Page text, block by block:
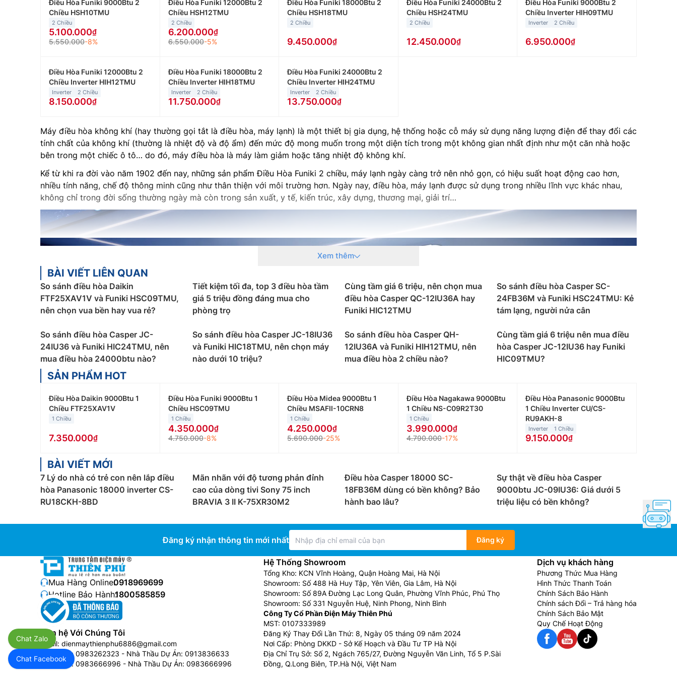
Điều Hòa Funiki 9000Btu 2
Chiều HSH10TMU
2 Chiều
5.100.000
5.550.000-8%
Điều Hòa Funiki 12000Btu 2
Chiều HSH12TMU
2 Chiều
6.200.000
6.550.000-5%
Điều Hòa Funiki 18000Btu 2
Chiều HSH18TMU
2 Chiều
9.450.000
Điều Hòa Funiki 24000Btu 2
Chiều HSH24TMU
2 Chiều
12.450.000
Điều Hòa Funiki 9000Btu 2
Chiều Inverter HIH09TMU
Inverter 2 Chiều
6.950.000
Điều Hòa Funiki 12000Btu 2
Chiều Inverter HIH12TMU
Inverter 2 Chiều
8.150.000
Điều Hòa Funiki 18000Btu 2
Chiều Inverter HIH18TMU
Inverter 2 Chiều
11.750.000
Điều Hòa Funiki 24000Btu 2
Chiều Inverter HIH24TMU
Inverter 2 Chiều
13.750.000
Máy điều hòa không khí (hay thường gọi tắt là điều hòa, máy lạnh) là một thiết bị gia dụng, hệ thống hoặc cỗ máy sử dụng năng lượng điện để thay đổi các
tính chất của không khí (thường là nhiệt độ và độ ẩm) đến mức độ mong muốn trong một diện tích trong một không gian nhất định như một căn nhà hoặc
bên trong một chiếc ô tô… do đó, máy điều hòa là máy làm giảm hoặc tăng nhiệt độ không khí.
Kể từ khi ra đời vào năm 1902 đến nay, những sản phẩm Điều Hòa Funiki 2 chiều, máy lạnh ngày càng trở nên nhỏ gọn, có hiệu suất hoạt động cao hơn,
nhiều tính năng, chế độ thông minh cũng như thân thiện với môi trường hơn. Ngày nay, điều hòa, máy lạnh được sử dụng trong nhiều lĩnh vực khác nhau,
không chỉ trong đời sống thường ngày mà còn trong sản xuất, y tế, kiến trúc, xây dựng, thương mại, giải trí…
Hướng dẫn chọn điều hòa, máy lạnh phù hợp với nhu cầu sử dụng
Chọn mua điều hòa theo diện tích phòng
Người dùng nên căn cứ vào nhu cầu sử dụng để lựa chọn loại điều hòa, máy lạnh chỉ cần khả năng làm lạnh hay cần có cả chế độ làm lạnh và sưởi ấm. Nếu
bạn ở miền Nam, nhiệt độ thường không xuống quá thấp, hãy ưu tiên các loại điều hòa 1 chiều hay máy lạnh tủ đứng. Còn nếu bạn sống ở miền Bắc hay các
Xem thêm
BÀI VIẾT LIÊN QUAN
So sánh điều hòa Daikin
FTF25XAV1V và Funiki HSC09TMU,
nên chọn vua bền hay vua rẻ?
Tiết kiệm tối đa, top 3 điều hòa tầm
giá 5 triệu đồng đáng mua cho
phòng trọ
Cùng tầm giá 6 triệu, nên chọn mua
điều hòa Casper QC-12IU36A hay
Funiki HIC12TMU
So sánh điều hòa Casper SC-
24FB36M và Funiki HSC24TMU: Kẻ
tám lạng, người nửa cân
So sánh điều hòa Casper JC-
24IU36 và Funiki HIC24TMU, nên
mua điều hòa 24000btu nào?
So sánh điều hòa Casper JC-18IU36
và Funiki HIC18TMU, nên chọn máy
nào dưới 10 triệu?
So sánh điều hòa Casper QH-
12IU36A và Funiki HIH12TMU, nên
mua điều hòa 2 chiều nào?
Cùng tầm giá 6 triệu nên mua điều
hòa Casper JC-12IU36 hay Funiki
HIC09TMU?
SẢN PHẨM HOT
Điều Hòa Daikin 9000Btu 1
Chiều FTF25XAV1V
1 Chiều
7.350.000
Điều Hòa Funiki 9000Btu 1
Chiều HSC09TMU
1 Chiều
4.350.000
4.750.000-8%
Điều Hòa Midea 9000Btu 1
Chiều MSAFII-10CRN8
1 Chiều
4.250.000
5.690.000-25%
Điều Hòa Nagakawa 9000Btu
1 Chiều NS-C09R2T30
1 Chiều
3.990.000
4.790.000-17%
Điều Hòa Panasonic 9000Btu
1 Chiều Inverter CU/CS-
RU9AKH-8
Inverter 1 Chiều
9.150.000
BÀI VIẾT MỚI
7 Lý do nhà có trẻ con nên lắp điều
hòa Panasonic 18000 inverter CS-
RU18CKH-8BD
Mãn nhãn với độ tương phản đỉnh
cao của dòng tivi Sony 75 inch
BRAVIA 3 II K-75XR30M2
Điều hòa Casper 18000 SC-
18FB36M dùng có bền không? Bảo
hành bao lâu?
Sự thật về điều hòa Casper
9000btu JC-09IU36: Giá dưới 5
triệu liệu có bền không?
Đăng ký nhận thông tin mới nhất Đăng ký
Mua Hàng Online:0918969699
Hotline Bảo Hành:1800585859
Liên hệ Với Chúng Tôi
Email: dienmaythienphu6886@gmail.com
Bán Buôn:0983262323 - Nhà Thầu Dự Án: 0913836633
Bán Buôn:0983666996 - Nhà Thầu Dự Án: 0983666996
Hệ Thống Showroom
Tổng Kho: KCN Vĩnh Hoàng, Quận Hoàng Mai, Hà Nội
Showroom: Số 488 Hà Huy Tập, Yên Viên, Gia Lâm, Hà Nội
Showroom: Số 89A Đường Lạc Long Quân, Phường Vĩnh Phúc, Phú Thọ
Showroom: Số 331 Nguyễn Huệ, Ninh Phong, Ninh Bình
Công Ty Cổ Phần Điện Máy Thiên Phú
MST: 0107333989
Đăng Ký Thay Đổi Lần Thứ: 8, Ngày 05 tháng 09 năm 2024
Nơi Cấp: Phòng DKKD - Sở Kế Hoạch và Đầu Tư TP Hà Nội
Địa Chỉ Trụ Sở: Số 2, Ngách 765/27, Đường Nguyễn Văn Linh, Tổ 5 P.Sài
Đồng, Q.Long Biên, TP.Hà Nội, Việt Nam
Dịch vụ khách hàng
Phương Thức Mua Hàng
Hình Thức Thanh Toán
Chính Sách Bảo Hành
Chính sách Đổi – Trả hàng hóa
Chính Sách Bảo Mật
Quy Chế Hoạt Động
Chat Zalo
Chat Facebook